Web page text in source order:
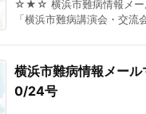
☆★☆ 横浜市難病情報メ
「横浜市難病講演会・交流
横浜市難病情報メー
0/24号